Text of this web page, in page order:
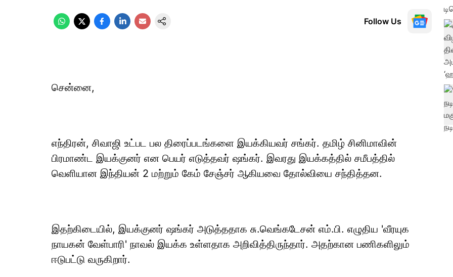
Follow Us
சென்னை,
எந்திரன், சிவாஜி உட்பட பல திரைப்படங்களை இயக்கியவர் சங்கர். தமிழ் சினிமாவின்
பிரமாண்ட இயக்குனர் என பெயர் எடுத்தவர் ஷங்கர். இவரது இயக்கத்தில் சமீபத்தில்
வெளியான இந்தியன் 2 மற்றும் கேம் சேஞ்சர் ஆகியவை தோல்வியை சந்தித்தன.
இதற்கிடையில், இயக்குனர் ஷங்கர் அடுத்ததாக சு.வெங்கடேசன் எம்.பி. எழுதிய 'வீரயுக
நாயகன் வேள்பாரி' நாவல் இயக்க உள்ளதாக அறிவித்திருந்தார். அதற்கான பணிகளிலும்
ஈடுபட்டு வருகிறார்.